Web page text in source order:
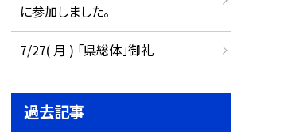
に参加しました。
7/27( 月 ) 「県総体」御礼
過去記事